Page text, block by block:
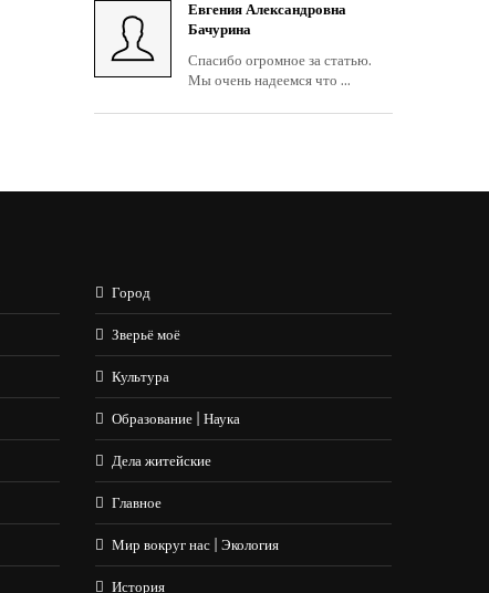
Евгения Александровна
Бачурина
Спасибо огромное за статью.
Мы очень надеемся что ...
Город
Зверьё моё
Культура
Образование | Наука
Дела житейские
Главное
Мир вокруг нас | Экология
История